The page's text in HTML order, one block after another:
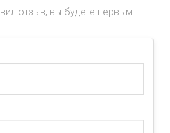
отзыв, вы будете первым.